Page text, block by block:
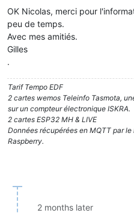
OK Nicolas, merci pour
peu de temps.
Avec mes amitiés.
Gilles
.
Tarif Tempo EDF
2 cartes wemos Teleinfo Tasmota,
sur un compteur électronique ISKRA.
2 cartes ESP32 MH & LIVE
Données récupérées en MQTT par
Raspberry.
2 months later